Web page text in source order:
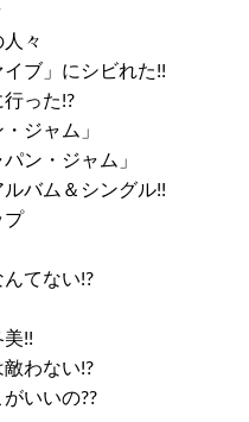
々
ブ」にシビれた!!
った!?
ジャム」
ン・ジャム」
バム＆シングル!!
プ
てない!?
!!
わない!?
いいの??